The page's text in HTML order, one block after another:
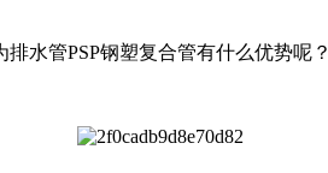
水管PSP钢塑复合管有什么优势呢？